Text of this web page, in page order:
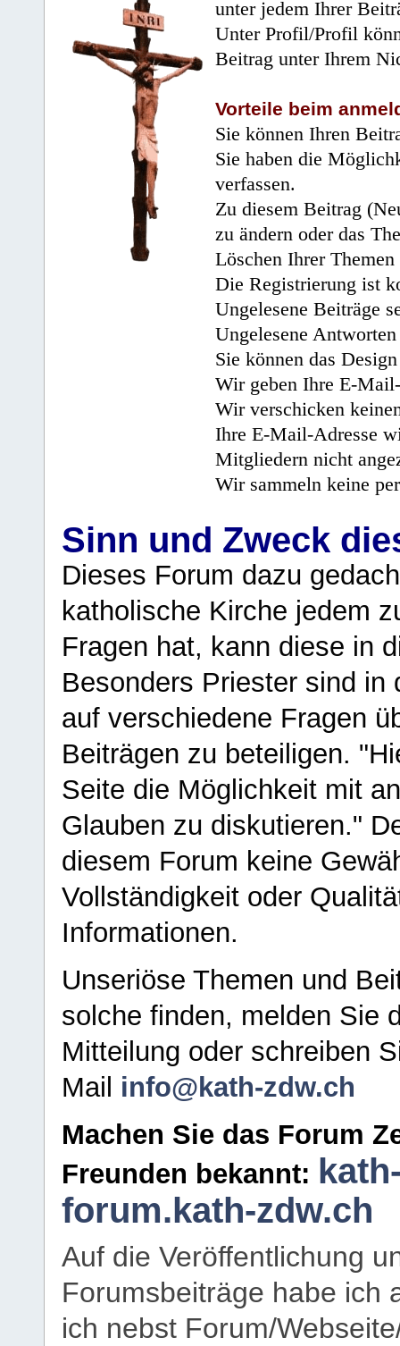
unter jedem Ihrer
Unter Profil/Profil
Beitrag unter Ihrem
Vorteile beim
Sie können Ihren
Sie haben die
verfassen.
Zu diesem Beitrag
zu ändern oder das
Löschen Ihrer
Die Registrierung ist
Ungelesene Beiträge
Ungelesene
Sie können das
Wir geben Ihre E-
Wir verschicken
Ihre E-Mail-Adresse
Mitgliedern nicht
Wir sammeln keine
Sinn und Zweck
Dieses Forum dazu
katholische Kirche jedem
Fragen hat, kann diese in
Besonders Priester sind in
auf verschiedene Fragen
Beiträgen zu beteiligen.
Seite die Möglichkeit mit
Glauben zu diskutieren."
diesem Forum keine
Vollständigkeit oder
Informationen.
Unseriöse Themen und
solche finden, melden Sie
Mitteilung oder schreiben
Mail info@kath-zdw.ch
Machen Sie das Forum
Freunden bekannt:
forum.kath-zdw.ch
Auf die Veröffentlichung
Forumsbeiträge habe ich
ich nebst Forum/